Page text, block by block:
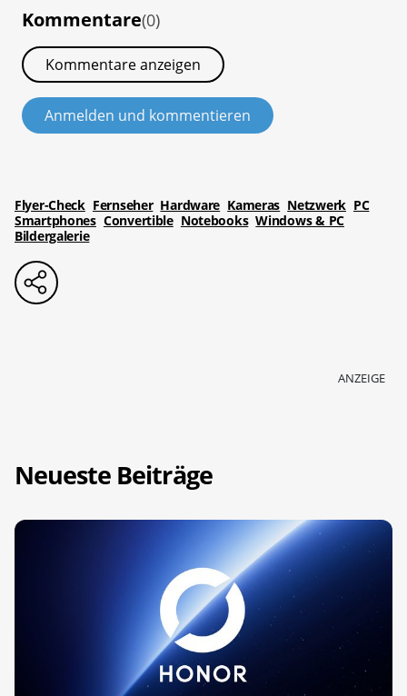
Kommentare(0)
Kommentare anzeigen
Anmelden und kommentieren
Flyer-Check Fernseher Hardware Kameras Netzwerk PC
Smartphones Convertible Notebooks Windows & PC
Bildergalerie
ANZEIGE
Neueste Beiträge